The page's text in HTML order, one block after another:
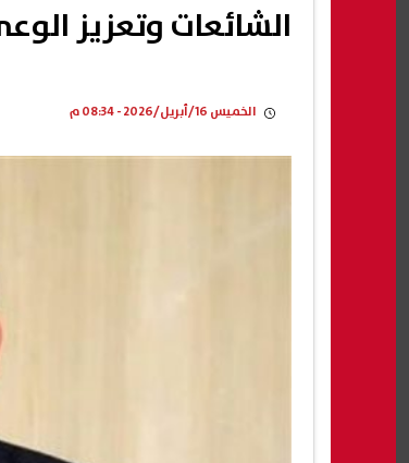
الشائعات وتعزيز
الخميس 16/أبريل/2026 - 08:34 م